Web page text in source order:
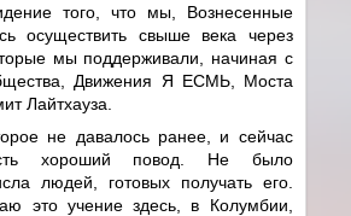
того, что мы, Вознесенные
осуществить свыше века через
мы поддерживали, начиная с
Движения Я ЕСМЬ, Моста
Лайтхауза.
не давалось ранее, и сейчас
хороший повод. Не было
людей, готовых получать его.
это учение здесь, в Колумбии,